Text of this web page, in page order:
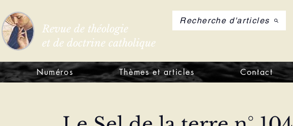
Revue de théologie
et de doctrine catholique
Recherche d'articles
Numéros Thèmes et articles Contact